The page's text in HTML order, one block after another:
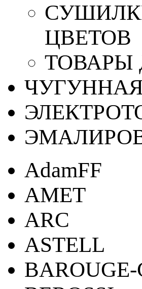
ЦВЕТОВ
ТОВАРЫ
AdamFF
AMET
ARC
ASTELL
BAROUGE-